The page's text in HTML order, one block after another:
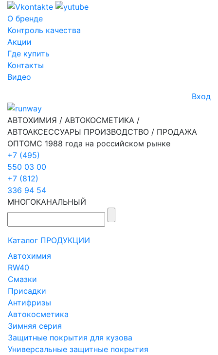
О бренде
Контроль качества
Акции
Где купить
Контакты
Видео
Вход
АВТОХИМИЯ / АВТОКОСМЕТИКА /
АВТОАКСЕССУАРЫ ПРОИЗВОДСТВО / ПРОДАЖА
ОПТОМС 1988 года на российском рынке
+7 (495)
550 03 00
+7 (812)
336 94 54
МНОГОКАНАЛЬНЫЙ
Каталог ПРОДУКЦИИ
Автохимия
RW40
Смазки
Присадки
Антифризы
Автокосметика
Зимняя серия
Защитные покрытия для кузова
Универсальные защитные покрытия